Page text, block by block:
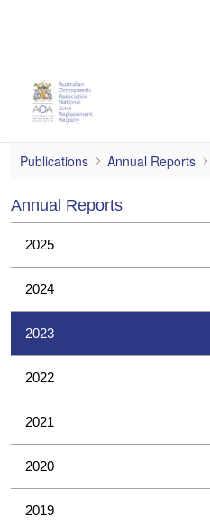
Supplementary
Publications Annual Reports
Annual Reports
2025
2024
2023
2022
2021
2020
2019